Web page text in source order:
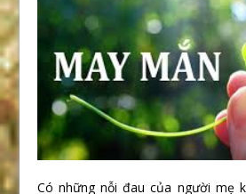
Có những nỗi đau của người mẹ